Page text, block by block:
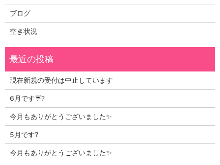
ブログ
空き状況
現在新規の受付は中止しています
6月です☔?
今月もありがとうございました✨
5月です?
今月もありがとうございました✨